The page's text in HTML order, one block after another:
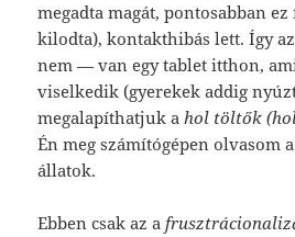
megadta magát, pontosabban ez
kilodta), kontakthibás lett. Így
nem — van egy tablet itthon,
viselkedik (gyerekek addig
megalapíthatjuk ahol töltők
Én meg számítógépen olvasom
állatok.
Ebben csak az a